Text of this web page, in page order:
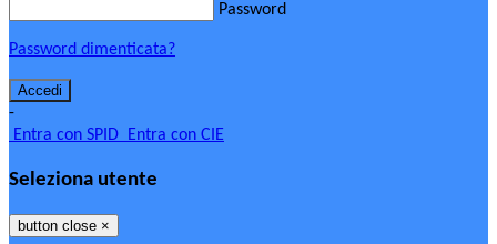
Password
Password dimenticata?
-
Entra con SPID Entra con CIE
Seleziona utente
button close ×